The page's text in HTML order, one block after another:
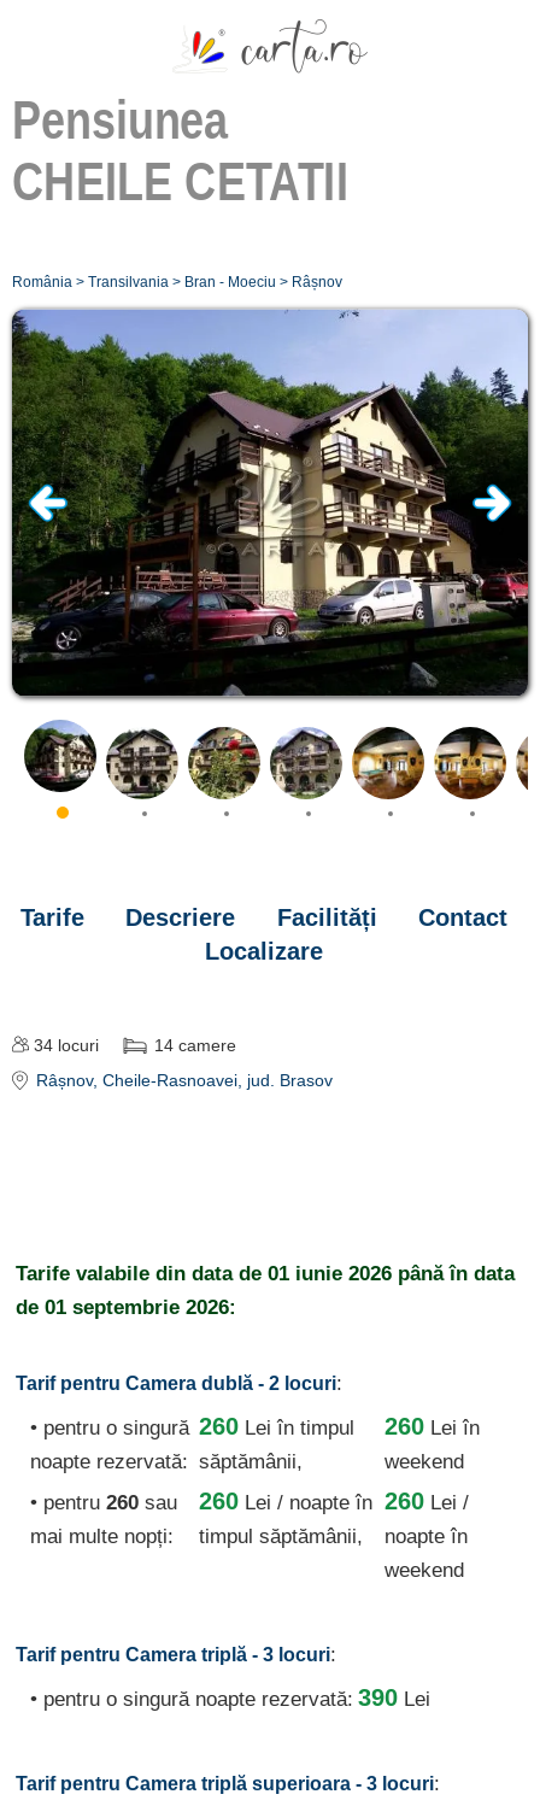
Pensiunea
CHEILE CETATII
România > Transilvania > Bran - Moeciu > Râșnov
Tarife Descriere Facilități
Contact
Localizare
34 locuri 14 camere
Râșnov, Cheile-Rasnoavei, jud. Brasov
Tarife valabile din data de 01 iunie 2026 până în data
de 01 septembrie 2026:
Tarif pentru Camera dublă - 2 locuri:
• pentru o singură
noapte rezervată:
260 Lei în timpul
săptămânii,
260 Lei în
weekend
• pentru 260 sau
mai multe nopți:
260 Lei / noapte în
timpul săptămânii,
260 Lei /
noapte în
weekend
Tarif pentru Camera triplă - 3 locuri:
• pentru o singură noapte rezervată: 390 Lei
Tarif pentru Camera triplă superioara - 3 locuri: